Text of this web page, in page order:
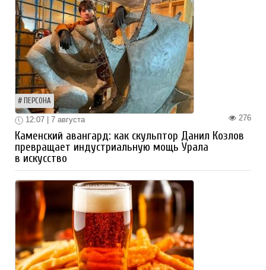
ПЕРСОНА
276
12:07 | 7 августа
Каменский авангард: как скульптор Данил Козлов
превращает индустриальную мощь Урала
в искусство